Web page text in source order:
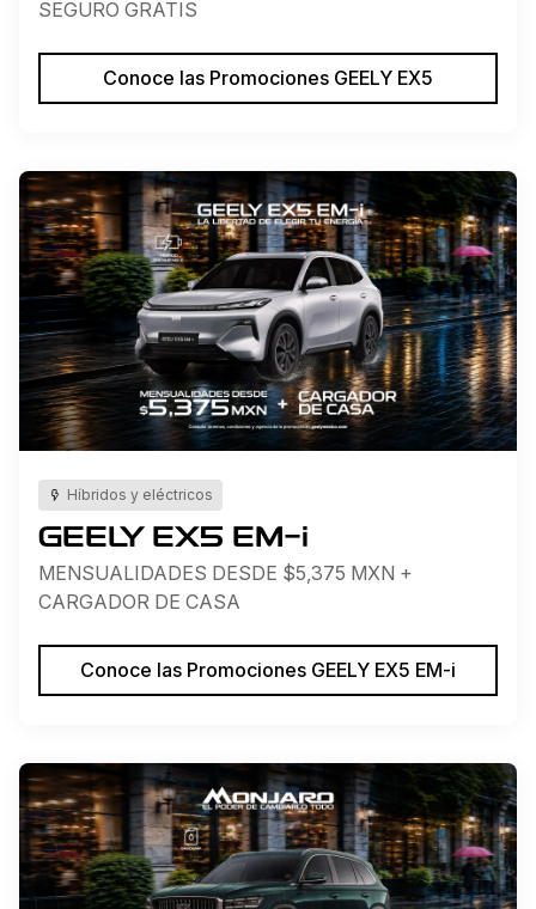
SEGURO GRATIS
Conoce las Promociones GEELY EX5
Híbridos y eléctricos
GEELY EX5 EM-i
MENSUALIDADES DESDE $5,375 MXN +
CARGADOR DE CASA
Conoce las Promociones GEELY EX5 EM-i